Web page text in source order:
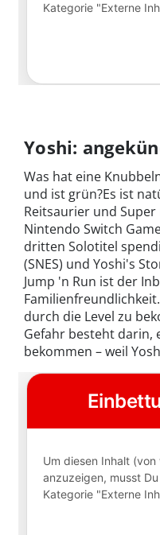
Yoshi:
Was hat eine
und ist grün?Es ist
Reitsaurier und
Nintendo Switch
dritten Solotitel
(SNES) und Yoshi's
Jump 'n Run ist der
durch die Level zu
Gefahr besteht darin,
bekommen – weil